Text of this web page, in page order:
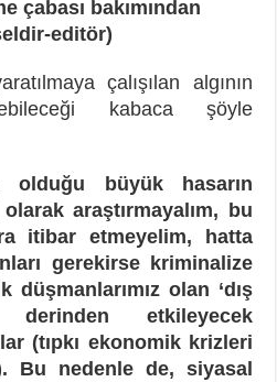
çabası bakımından
editör)
çalışılan algının
kabaca şöyle
olduğu büyük hasarın
araştırmayalım, bu
itibar etmeyelim, hatta
gerekirse kriminalize
düşmanlarımız olan ‘dış
etkileyecek
(tıpkı ekonomik krizleri
Bu nedenle de, siyasal